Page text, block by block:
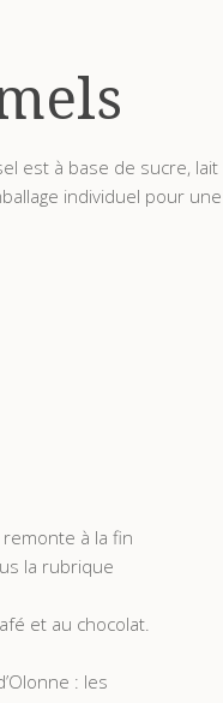
est à base de sucre,
individuel pour
à la fin
la rubrique
et au chocolat.
: les